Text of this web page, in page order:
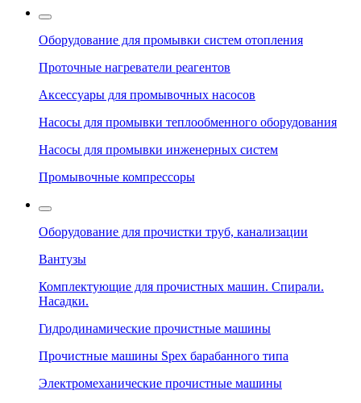
Оборудование для промывки систем отопления
Проточные нагреватели реагентов
Аксессуары для промывочных насосов
Насосы для промывки теплообменного оборудования
Насосы для промывки инженерных систем
Промывочные компрессоры
Оборудование для прочистки труб, канализации
Вантузы
Комплектующие для прочистных машин. Спирали.
Насадки.
Гидродинамические прочистные машины
Прочистные машины Spex барабанного типа
Электромеханические прочистные машины